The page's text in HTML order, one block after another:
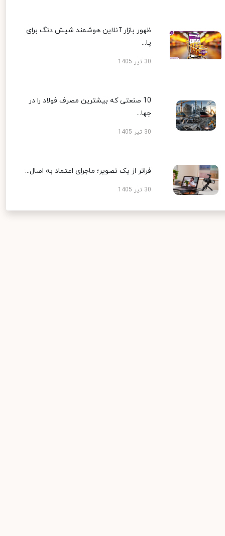
ظهور بازار آنلاین هوشمند شیش دنگ برای
پا...
30 تیر 1405
10 صنعتی که بیشترین مصرف فولاد را در
جها...
30 تیر 1405
فراتر از یک تصویر؛ ماجرای اعتماد به اصال...
30 تیر 1405